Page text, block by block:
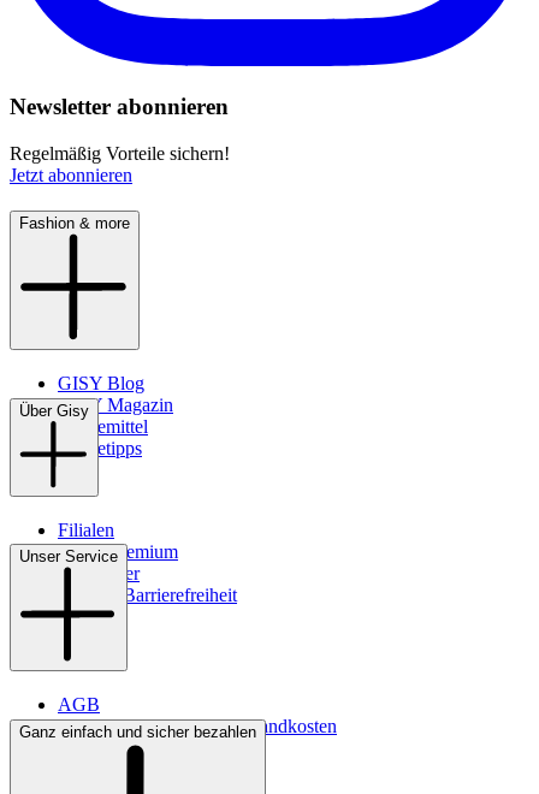
Newsletter abonnieren
Regelmäßig Vorteile sichern!
Jetzt abonnieren
Fashion & more
GISY Blog
GISY Magazin
Pflegemittel
Pflegetipps
Über Gisy
Filialen
WMS-Premium
Newsletter
Digitale Barrierefreiheit
Unser Service
AGB
Lieferbedingungen & Versandkosten
Bezahlung
Ganz einfach und sicher bezahlen